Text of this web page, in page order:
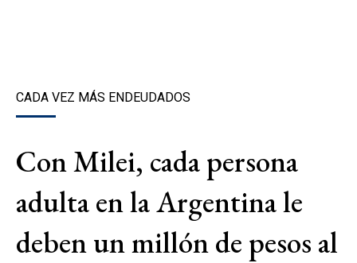
CADA VEZ MÁS ENDEUDADOS
Con Milei, cada persona
adulta en la Argentina le
deben un millón de pesos al